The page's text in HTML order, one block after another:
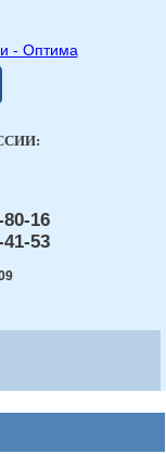
80-16
41-53